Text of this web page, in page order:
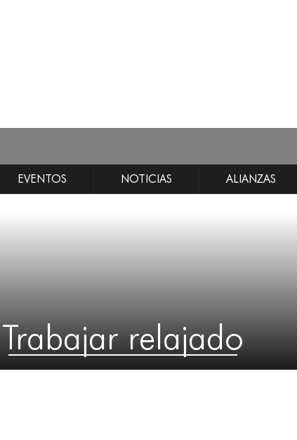
EVENTOS NOTICIAS ALIANZAS
Trabajar relajado